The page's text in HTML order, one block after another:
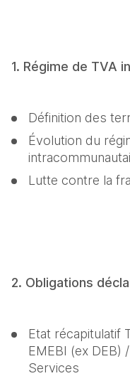
1. Régime de TVA
Définition des
Évolution du
Lutte contre la
2. Obligations
Etat récapitulatif
EMEBI (ex DEB)
Services